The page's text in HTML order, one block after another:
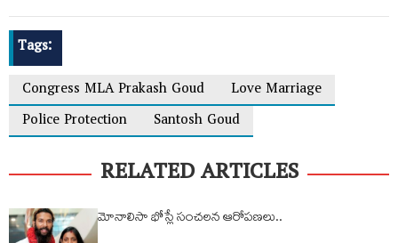
Tags:
Congress MLA Prakash Goud
Love Marriage
Police Protection
Santosh Goud
RELATED ARTICLES
మోనాలిసా భోస్లే సంచలన ఆరోప‌ణ‌లు..